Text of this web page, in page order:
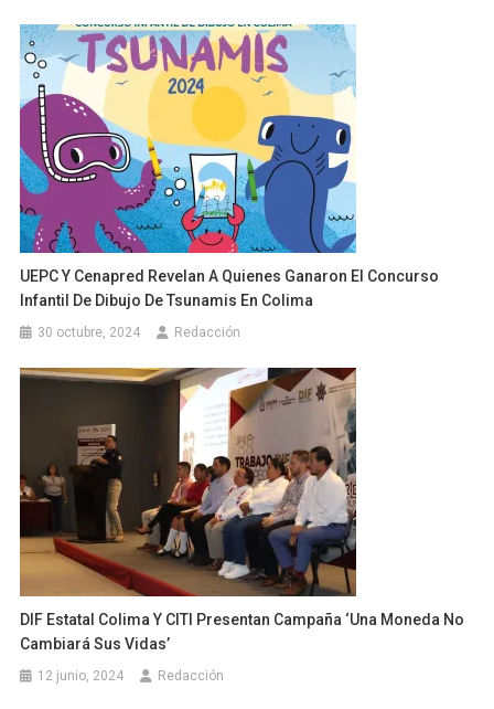
UEPC Y Cenapred Revelan A Quienes Ganaron El Concurso
Infantil De Dibujo De Tsunamis En Colima
30 octubre, 2024 Redacción
DIF Estatal Colima Y CITI Presentan Campaña ‘una Moneda No
Cambiará Sus Vidas’
12 junio, 2024 Redacción